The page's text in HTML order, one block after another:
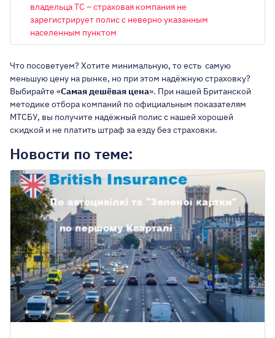
ОБЪЕМ ДВИГАТЕЛЯ
ГОРОД РЕГИСТРАЦИИ ВЛАДЕЛЬЦА
Киев
Авто на еврономерах
Есть лицензия такси
Имею льготы
Со скидкой до 25%
владельца ТС – страховая компания не
зарегистрирует полис с неверно указанным
населенным пунктом
Что посоветуем? Хотите минимальную, то есть самую
меньшую цену на рынке, но при этом надёжную страховку?
Выбирайте «Самая дешёвая цена». При нашей Британской
методике отбора компаний по официальным показателям
МТСБУ, вы получите надёжный полис с нашей хорошей
скидкой и не платить штраф за езду без страховки.
Новости по теме: